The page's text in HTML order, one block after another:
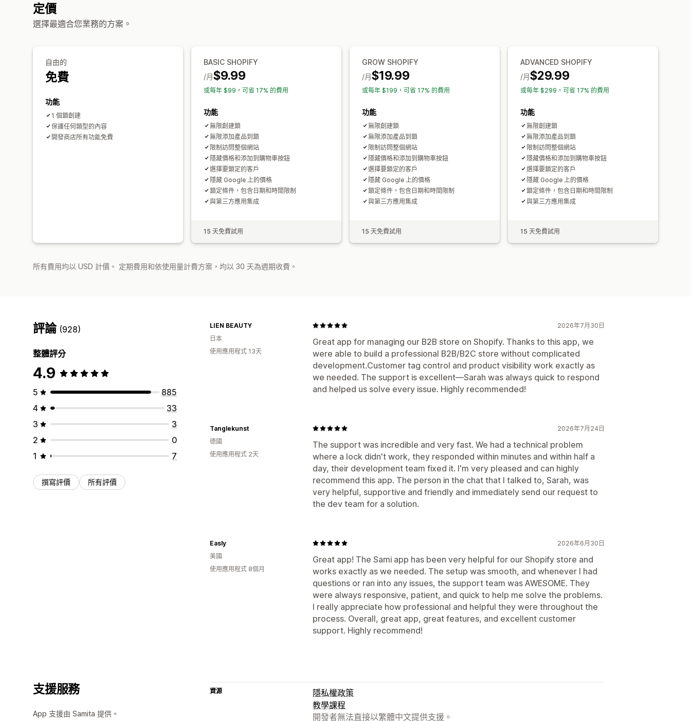
定價
選擇最適合您業務的方案。
自由的
免費
功能
1 個鎖創建
保護任何類型的內容
開發商店所有功能免費
BASIC SHOPIFY
$9.99
/月
或每年 $99，可省 17% 的費用
功能
無限創建鎖
無限添加產品到鎖
限制訪問整個網站
隱藏價格和添加到購物車按鈕
選擇要鎖定的客戶
隱藏 Google 上的價格
鎖定條件，包含日期和時間限制
與第三方應用集成
15 天免費試用
GROW SHOPIFY
$19.99
/月
或每年 $199，可省 17% 的費用
功能
無限創建鎖
無限添加產品到鎖
限制訪問整個網站
隱藏價格和添加到購物車按鈕
選擇要鎖定的客戶
隱藏 Google 上的價格
鎖定條件，包含日期和時間限制
與第三方應用集成
15 天免費試用
ADVANCED SHOPIFY
$29.99
/月
或每年 $299，可省 17% 的費用
功能
無限創建鎖
無限添加產品到鎖
限制訪問整個網站
隱藏價格和添加到購物車按鈕
選擇要鎖定的客戶
隱藏 Google 上的價格
鎖定條件，包含日期和時間限制
與第三方應用集成
15 天免費試用
所有費用均以 USD 計價。 定期費用和依使用量計費方案，均以 30 天為週期收費。
評論 (928)
整體評分
4.9
5
885
4
33
3
3
2
0
1
7
撰寫評價 所有評價
2026年7月30日
Great app for managing our B2B store on Shopify. Thanks to this app, we
were able to build a professional B2B/B2C store without complicated
development.Customer tag control and product visibility work exactly as
we needed. The support is excellent—Sarah was always quick to respond
and helped us solve every issue. Highly recommended!
LIEN BEAUTY
日本
使用應用程式 13天
2026年7月24日
The support was incredible and very fast. We had a technical problem
where a lock didn't work, they responded within minutes and within half a
day, their development team fixed it. I'm very pleased and can highly
recommend this app. The person in the chat that I talked to, Sarah, was
very helpful, supportive and friendly and immediately send our request to
the dev team for a solution.
Tanglekunst
德國
使用應用程式 2天
2026年6月30日
Great app! The Sami app has been very helpful for our Shopify store and
works exactly as we needed. The setup was smooth, and whenever I had
questions or ran into any issues, the support team was AWESOME. They
were always responsive, patient, and quick to help me solve the problems.
I really appreciate how professional and helpful they were throughout the
process. Overall, great app, great features, and excellent customer
support. Highly recommend!
Easly
美國
使用應用程式 8個月
支援服務
App 支援由 Samita 提供。
資源
隱私權政策
教學課程
開發者無法直接以繁體中文提供支援。